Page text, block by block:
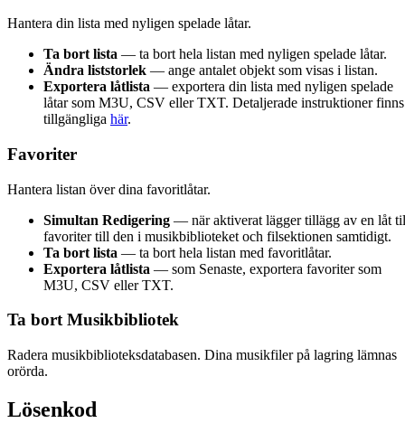
Hantera din lista med nyligen spelade låtar.
Ta bort lista — ta bort hela listan med nyligen spelade låtar.
Ändra liststorlek — ange antalet objekt som visas i listan.
Exportera låtlista — exportera din lista med nyligen spelade
låtar som M3U, CSV eller TXT. Detaljerade instruktioner finns
tillgängliga här.
Favoriter
Hantera listan över dina favoritlåtar.
Simultan Redigering — när aktiverat lägger tillägg av en låt
favoriter till den i musikbiblioteket och filsektionen samtidigt.
Ta bort lista — ta bort hela listan med favoritlåtar.
Exportera låtlista — som Senaste, exportera favoriter som
M3U, CSV eller TXT.
Ta bort Musikbibliotek
Radera musikbiblioteksdatabasen. Dina musikfiler på lagring lämnas
orörda.
Lösenkod